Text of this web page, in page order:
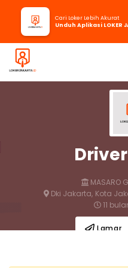
MASARO
Dki Jakarta, Kota
11
Lamar
Cari Loker Lebih Akurat
Unduh Aplikasi LOKER